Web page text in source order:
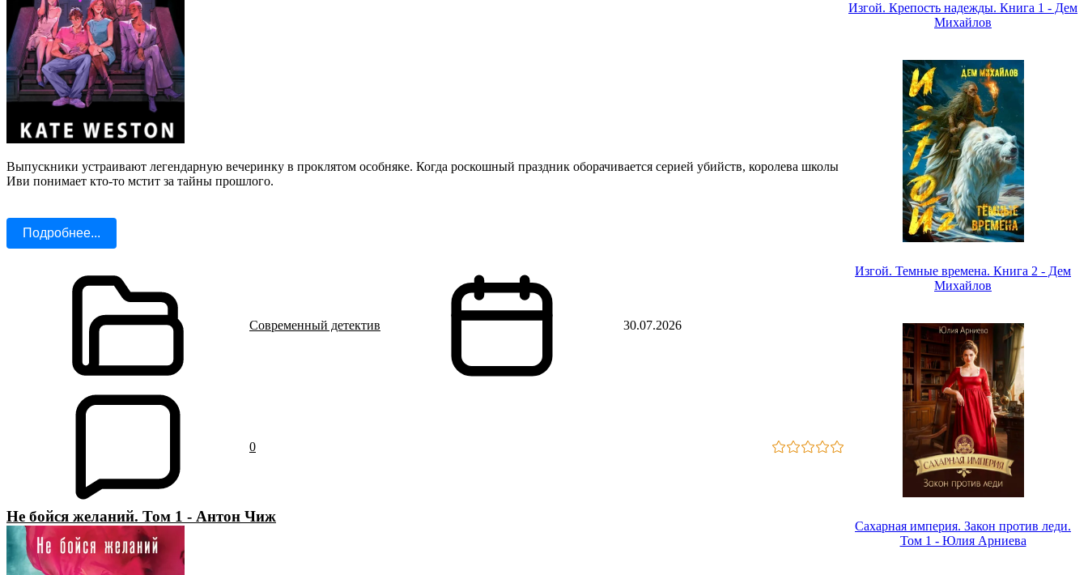
Выпускники устраивают легендарную вечеринку в проклятом особняке. Когда роскошный праздник оборачивается серией убийств, королева школы
Иви понимает кто-то мстит за тайны прошлого.
Подробнее...
Современный детектив 30.07.2026
0
Не бойся желаний. Том 1 - Антон Чиж
Изгой. Крепость надежды. Книга 1 - Дем
Михайлов
Изгой. Темные времена. Книга 2 - Дем
Михайлов
Сахарная империя. Закон против леди.
Том 1 - Юлия Арниева